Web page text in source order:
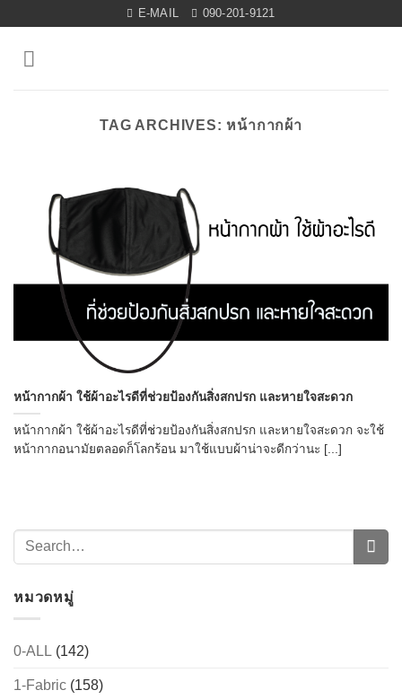
content
E-MAIL 090-201-9121
TAG ARCHIVES: หน้ากากผ้า
หน้ากากผ้า ใช้ผ้าอะไรดีที่ช่วยป้องกันสิ่งสกปรก และหายใจสะดวก
หน้ากากผ้า ใช้ผ้าอะไรดีที่ช่วยป้องกันสิ่งสกปรก และหายใจสะดวก จะใช้
หน้ากากอนามัยตลอดก็โลกร้อน มาใช้แบบผ้าน่าจะดีกว่านะ [...]
หมวดหมู่
0-ALL (142)
1-Fabric (158)